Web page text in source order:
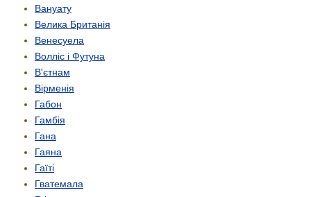
Вануату
Велика Британія
Венесуела
Волліс і Футуна
В'єтнам
Вірменія
Габон
Гамбія
Гана
Гаяна
Гаїті
Гватемала